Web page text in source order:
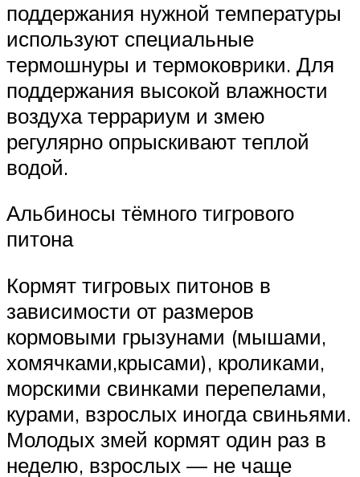
поддержания нужной температуры
используют специальные
термошнуры и термоковрики. Для
поддержания высокой влажности
воздуха террариум и змею
регулярно опрыскивают теплой
водой.
Альбиносы тёмного тигрового
питона
Кормят тигровых питонов в
зависимости от размеров
кормовыми грызунами (мышами,
хомячками,крысами), кроликами,
морскими свинками перепелами,
курами, взрослых иногда свиньями.
Молодых змей кормят один раз в
неделю, взрослых — не чаще